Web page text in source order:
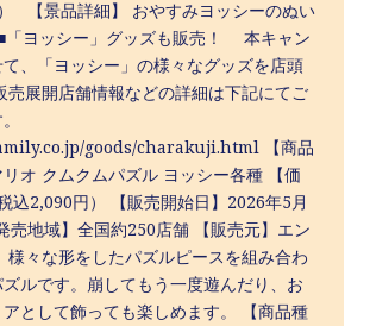
【景品詳細】 おやすみヨッシーのぬい
「ヨッシー」グッズも販売！ 本キャン
、「ヨッシー」の様々なグッズを店頭
売展開店舗情報などの詳細は下記にてご
goods/charakuji.html 【商品
オ クムクムパズル ヨッシー各種 【価
込2,090円） 【販売開始日】2026年5月
売地域】全国約250店舗 【販売元】エン
様々な形をしたパズルピースを組み合わ
ルです。崩してもう一度遊んだり、お
として飾っても楽しめます。 【商品種